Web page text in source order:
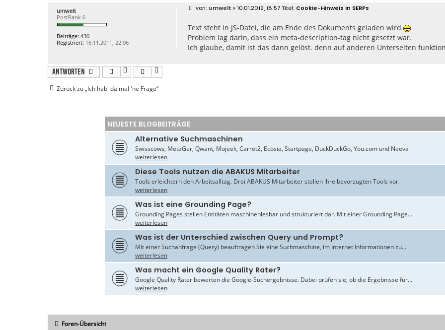
umwelt
PostRank 6
Beiträge: 430
Registriert: 16.11.2011, 22:06
B
t
a
g
umwelt » 10.01.2019, 18:57 Cookie-Hinweis in SERPs
Text steht in JS-Datei, die am Ende des Dokuments geladen wird
Problem lag darin, dass ein meta-description-tag nicht gesetzt war.
Ich glaube, damit ist das dann gelöst. denn auf anderen Unterseiten
Antworten
Zurück zu „Ich hab' da mal 'ne Frage“
NEUESTE BLOGBEITRÄGE
Alternative Suchmaschinen
Swisscows, MetaGer, Qwant, Mojeek, Carrot2, Ecosia, Startpage, DuckDuckGo, You.com und Neeva
weiterlesen
Diese Tools nutzen die ABAKUS Mitarbeiter
Tools erleichtern den Arbeitsalltag. Drei ABAKUS Mitarbeiter stellen ihre bevorzugten Tools vor.
weiterlesen
Was ist eine Grounding Page?
Grounding Pages stellen Entitäten maschinenlesbar und strukturiert dar. Mit einer Grounding Page...
weiterlesen
Was ist der Unterschied zwischen Query und Prompt?
Mit einer Suchanfrage (Query) beauftragen Sie eine Suchmaschine, im Internet Informationen zu...
weiterlesen
Was macht ein Google Quality Rater?
Google Quality Rater bewerten die Google-Suchergebnisse. Dabei prüfen sie, ob die Ergebnisse für...
weiterlesen
Foren-Übersicht